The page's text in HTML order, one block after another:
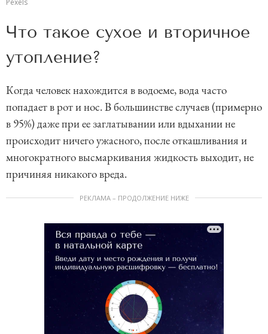
Pexels
Что такое сухое и вторичное
утопление?
Когда человек нахождится в водоеме, вода часто
попадает в рот и нос. В большинстве случаев (примерно
в 95%) даже при ее заглатывании или вдыхании не
происходит ничего ужасного, после откашливания и
многократного высмаркивания жидкость выходит, не
причиняя никакого вреда.
РЕКЛАМА – ПРОДОЛЖЕНИЕ НИЖЕ